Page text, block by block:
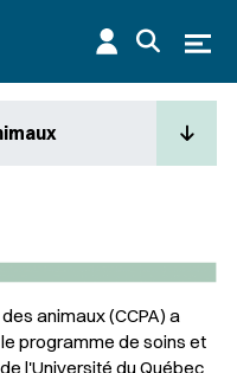
animaux (CCPA) a
programme de soins et
l'Université du Québec